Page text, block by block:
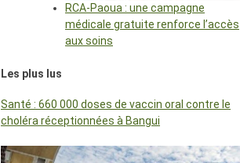
RCA-Paoua : une campagne
médicale gratuite renforce l’accès
aux soins
Les plus lus
Santé : 660 000 doses de vaccin oral contre le
choléra réceptionnées à Bangui